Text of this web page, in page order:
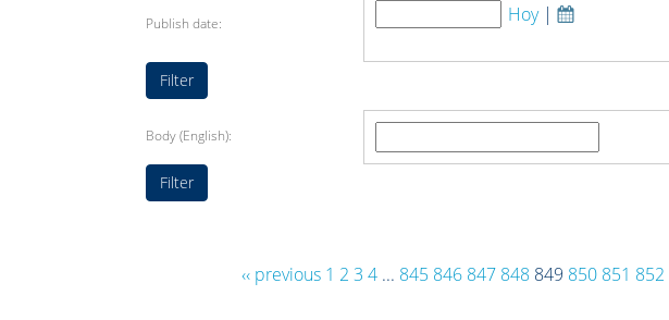
Publish date: Hoy|
Body (English):
‹‹ previous 1 2 3 4 ... 845 846 847 848 849 850 851 852